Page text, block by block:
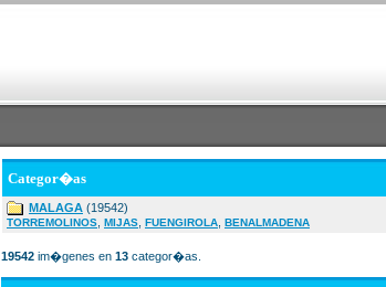
Categor�as
MALAGA (19542)
TORREMOLINOS MIJAS FUENGIROLA BENALMADENA
19542 im�genes en 13 categor�as.